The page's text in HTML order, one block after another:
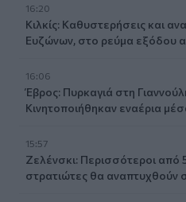
16:20
Κιλκίς: Καθυστερήσεις και
Ευζώνων, στο ρεύμα εξόδου
16:06
Έβρος: Πυρκαγιά στη
Κινητοποιήθηκαν εναέρια
15:57
Ζελένσκι: Περισσότεροι από
στρατιώτες θα αναπτυχθούν